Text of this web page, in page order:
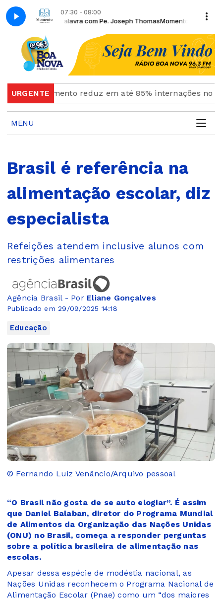
07:30 - 08:00
da Palavra com Pe. Joseph Thomas Momento da Palavra com
URGENTEreduz em até 85% internações no SUS por
MENU
Brasil é referência na
alimentação escolar, diz
especialista
Refeições atendem inclusive alunos com
restrições alimentares
Agência Brasil - Por Eliane Gonçalves
Publicado em 29/09/2025 14:18
Educação
© Fernando Luiz Venâncio/Arquivo pessoal
“O Brasil não gosta de se auto elogiar”. É assim
que Daniel Balaban, diretor do Programa Mundial
de Alimentos da Organização das Nações Unidas
(ONU) no Brasil, começa a responder perguntas
sobre a política brasileira de alimentação nas
escolas.
Apesar dessa espécie de modéstia nacional, as
Nações Unidas reconhecem o Programa Nacional de
Alimentação Escolar (Pnae) como um “dos maiores